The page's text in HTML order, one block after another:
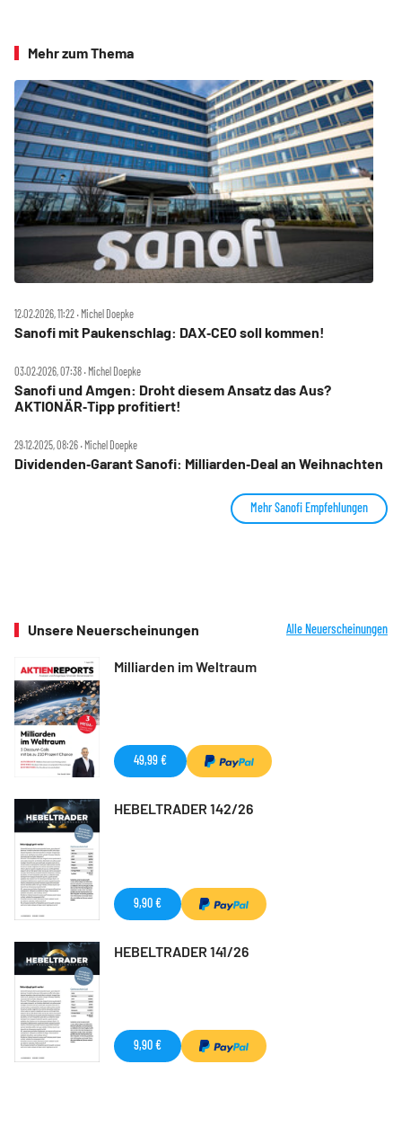
Mehr zum Thema
12.02.2026, 11:22 ‧ Michel Doepke
Sanofi mit Paukenschlag: DAX‑CEO soll kommen!
03.02.2026, 07:38 ‧ Michel Doepke
Sanofi und Amgen: Droht diesem Ansatz das Aus?
AKTIONÄR‑Tipp profitiert!
29.12.2025, 08:26 ‧ Michel Doepke
Dividenden‑Garant Sanofi: Milliarden‑Deal an Weihnachten
Mehr Sanofi Empfehlungen
Unsere Neuerscheinungen Alle Neuerscheinungen
Milliarden im Weltraum
49,99 €
HEBELTRADER 142/26
9,90 €
HEBELTRADER 141/26
9,90 €